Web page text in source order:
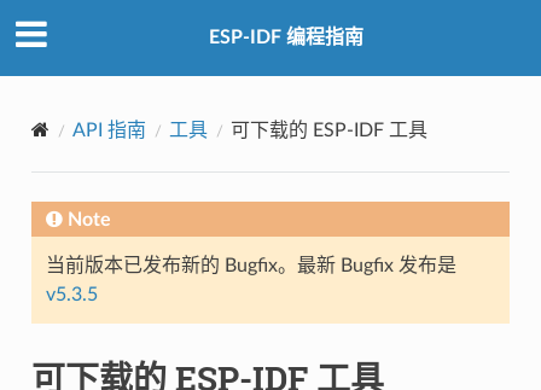
ESP-IDF 编程指南
API 指南 工具 可下载的 ESP-IDF 工具
Note
当前版本已发布新的 Bugfix。最新 Bugfix 发布是
v5.3.5
可下载的 ESP-IDF 工具